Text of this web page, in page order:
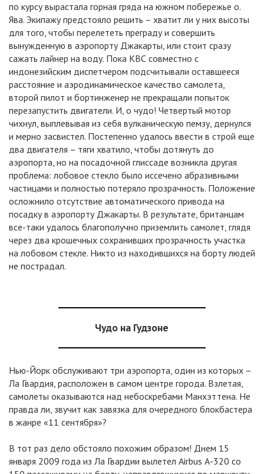
по курсу вырастала горная гряда на южном побережье о.
Ява. Экипажу предстояло решить – хватит ли у них высоты
для того, чтобы перелететь преграду и совершить
вынужденную в аэропорту Джакарты, или стоит сразу
сажать лайнер на воду. Пока КВС совместно с
индонезийским диспетчером подсчитывали оставшееся
расстояние и аэродинамическое качество самолета,
второй пилот и бортинженер не прекращали попыток
перезапустить двигатели. И, о чудо! Четвертый мотор
чихнул, выплевывая из себя вулканическую пемзу, дернулся
и мерно засвистел. Постепенно удалось ввести в строй еще
два двигателя – тяги хватило, чтобы дотянуть до
аэропорта, но на посадочной глиссаде возникла другая
проблема: лобовое стекло было иссечено абразивными
частицами и полностью потеряло прозрачность. Положение
осложнило отсутствие автоматического привода на
посадку в аэропорту Джакарты. В результате, британцам
все-таки удалось благополучно приземлить самолет, глядя
через два крошечных сохранивших прозрачность участка
на лобовом стекле. Никто из находившихся на борту людей
не пострадал.
Чудо на Гудзоне
Нью-Йорк обслуживают три аэропорта, один из которых –
Ла Гвардия, расположен в самом центре города. Взлетая,
самолеты оказываются над небоскребами Манхэттена. Не
правда ли, звучит как завязка для очередного блокбастера
в жанре «11 сентября»?
В тот раз дело обстояло похожим образом! Днем 15
января 2009 года из Ла Гвардии вылетел Airbus А-320 со